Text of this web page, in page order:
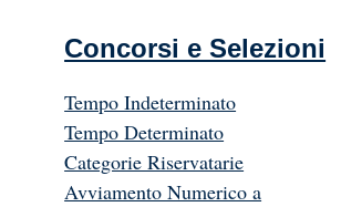
Concorsi e Selezioni
Tempo Indeterminato
Tempo Determinato
Categorie Riservatarie
Avviamento Numerico a